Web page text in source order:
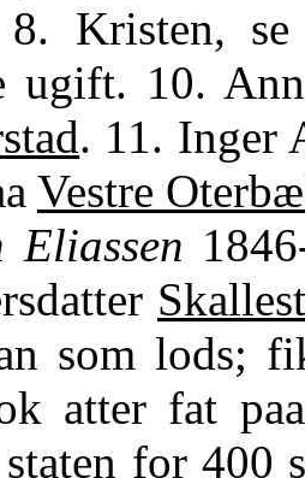
Kristen,
ugift. 10.
. 11. Inger
Vestre
Eliassen
som lods;
atter fat
for